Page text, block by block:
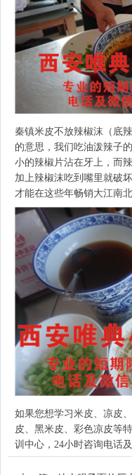
秦镇米皮不放辣椒沫（底
的意思，我们吃油泼辣子
小的辣椒片沾在牙上，而
加上辣椒沫吃到嘴里就破
才能在这些年畅销大江南北
如果您想学习米皮、凉皮
皮、黑米皮、彩色凉皮等
训中心，24小时咨询电话